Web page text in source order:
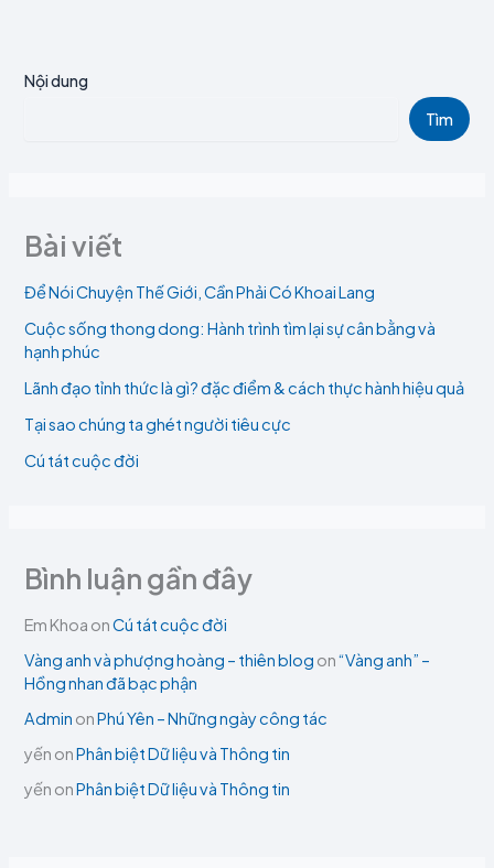
Nội dung
Tìm
Bài viết
Để Nói Chuyện Thế Giới, Cần Phải Có Khoai Lang
Cuộc sống thong dong: Hành trình tìm lại sự cân bằng và
hạnh phúc
Lãnh đạo tỉnh thức là gì? đặc điểm & cách thực hành hiệu quả
Tại sao chúng ta ghét người tiêu cực
Cú tát cuộc đời
Bình luận gần đây
Em Khoa onCú tát cuộc đời
Vàng anh và phượng hoàng – thiên blog on“Vàng anh” –
Hồng nhan đã bạc phận
Admin onPhú Yên – Những ngày công tác
yến onPhân biệt Dữ liệu và Thông tin
yến onPhân biệt Dữ liệu và Thông tin